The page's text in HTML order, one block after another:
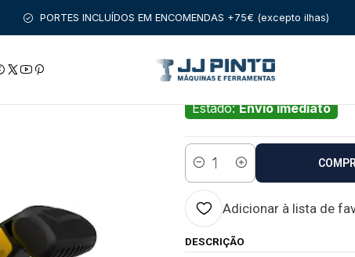
PORTES INCLUÍDOS EM ENCOMENDAS +75€ (excepto ilhas)
PROFISSIONAL SERRAS CIRCULARES Serra Circular sem
Serra Circular
SFMCS551B
Estado:Envio imediato
Quantidade
Adicionar à lista de
DESCRIÇÃO